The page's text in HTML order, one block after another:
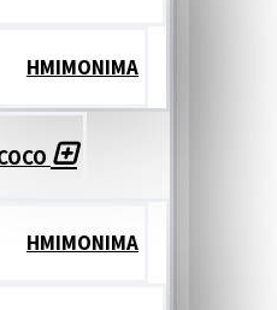
ΗΜΙΜΟΝΙΜΑ
HMIMONIMA